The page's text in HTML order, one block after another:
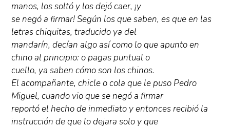
manos, los soltó y los dejó caer, ¡y
se negó a firmar! Según los que saben, es que en las
letras chiquitas, traducido ya del
mandarín, decían algo así como lo que apunto en
chino al principio: o pagas puntual o
cuello, ya saben cómo son los chinos.
El acompañante, chicle o cola que le puso Pedro
Miguel, cuando vio que se negó a firmar
reportó el hecho de inmediato y entonces recibió la
instrucción de que lo dejara solo y que